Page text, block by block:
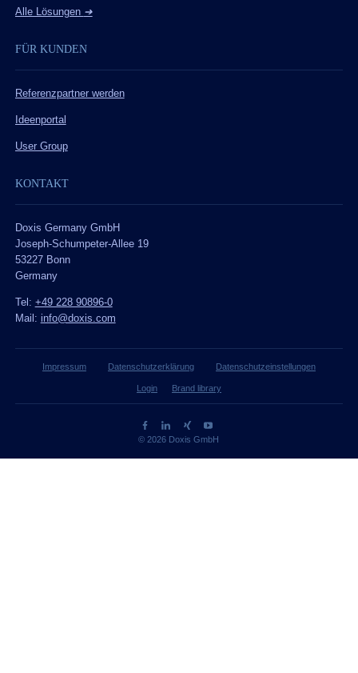
Alle Lösungen ➔
FÜR KUNDEN
Referenzpartner werden
Ideenportal
User Group
KONTAKT
Doxis Germany GmbH
Joseph-Schumpeter-Allee 19
53227 Bonn
Germany
Tel: +49 228 90896-0
Mail: info@doxis.com
Impressum Datenschutzerklärung Datenschutzeinstellungen
Login Brand library
© 2026 Doxis GmbH